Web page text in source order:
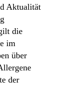
Aktualität
die
im
über
der